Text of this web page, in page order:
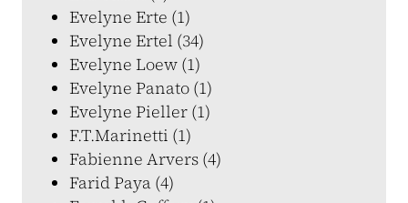
Evelyne Erte (1)
Evelyne Ertel (34)
Evelyne Loew (1)
Evelyne Panato (1)
Evelyne Pieller (1)
F.T.Marinetti (1)
Fabienne Arvers (4)
Farid Paya (4)